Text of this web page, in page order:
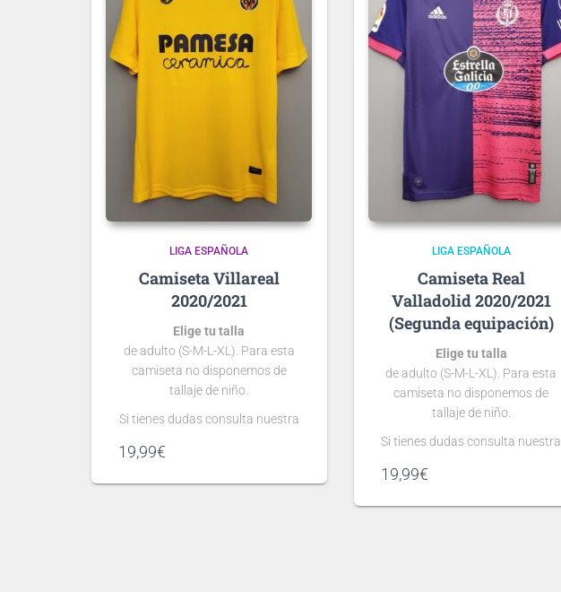
LIGA ESPAÑOLA
Villareal
2020/2021
Elige tu talla
de adulto (S-M-L-XL). Para esta
camiseta no disponemos de
tallaje de niño.
Si tienes dudas consulta nuestra
Puedes elegir
19,99€
LIGA ESPAÑOLA
Real
Valladolid 2020/2021
(Segunda equipación)
Elige tu talla
de adulto (S-M-L-XL). Para esta
camiseta no disponemos de
tallaje de niño.
Si tienes dudas consulta nuestra
Puedes elegir
19,99€